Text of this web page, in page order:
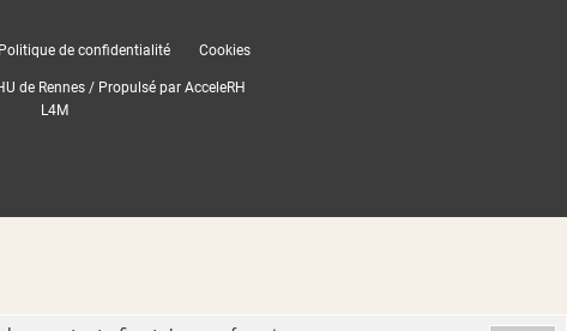
Politique de confidentialité Cookies
de Rennes / Propulsé parAcceleRH
L4M